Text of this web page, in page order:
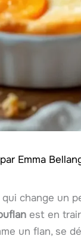
Emma
change un
est en
un flan, se